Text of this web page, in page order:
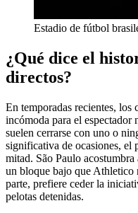
Estadio de fútbol
¿Qué dice el
directos?
En temporadas recientes, los
incómoda para el espectador
suelen cerrarse con uno o
significativa de ocasiones, el
mitad. São Paulo
un bloque bajo que
parte, prefiere ceder la
pelotas detenidas.